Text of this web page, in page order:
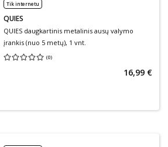
Tik internetu
QUIES
QUIES daugkartinis metalinis ausų valymo
įrankis (nuo 5 metų), 1 vnt.
(0)
Vidutinis įvertinimas 0.00
16,99 €